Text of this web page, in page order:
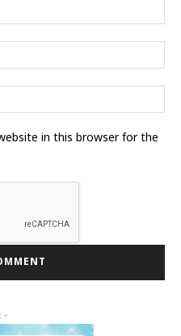
in this browser for the
-